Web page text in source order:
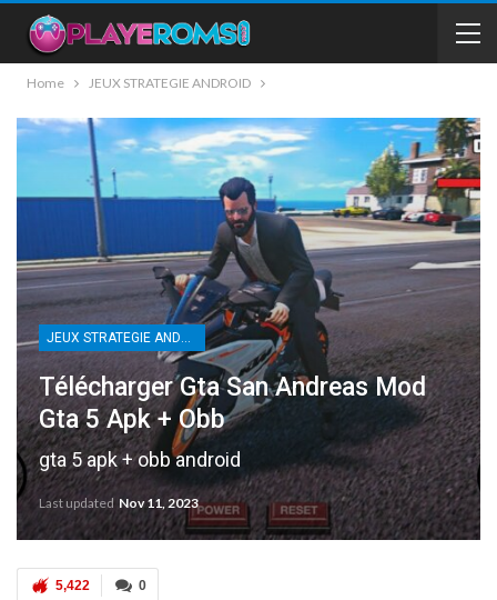
Home JEUX STRATEGIE ANDROID
JEUX STRATEGIE ANDROID
Télécharger Gta San Andreas Mod
Gta 5 Apk + Obb
gta 5 apk + obb android
Last updated Nov 11, 2023
0
5,422